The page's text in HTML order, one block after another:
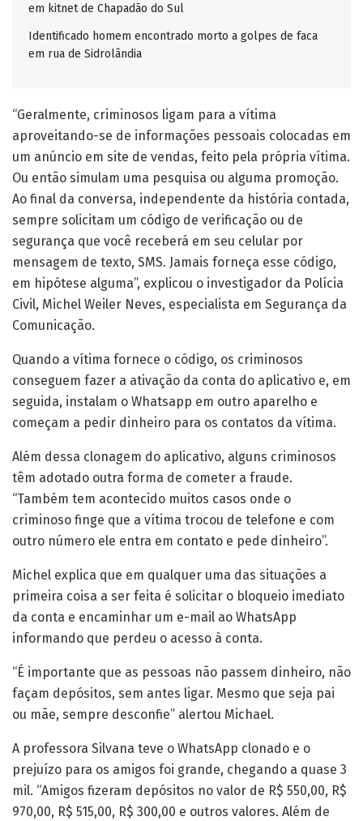
em kitnet de Chapadão do Sul
Identificado homem encontrado morto a golpes de faca
em rua de Sidrolândia
“Geralmente, criminosos ligam para a vítima
aproveitando-se de informações pessoais colocadas em
um anúncio em site de vendas, feito pela própria vítima.
Ou então simulam uma pesquisa ou alguma promoção.
Ao final da conversa, independente da história contada,
sempre solicitam um código de verificação ou de
segurança que você receberá em seu celular por
mensagem de texto, SMS. Jamais forneça esse código,
em hipótese alguma”, explicou o investigador da Polícia
Civil, Michel Weiler Neves, especialista em Segurança da
Comunicação.
Quando a vítima fornece o código, os criminosos
conseguem fazer a ativação da conta do aplicativo e, em
seguida, instalam o Whatsapp em outro aparelho e
começam a pedir dinheiro para os contatos da vítima.
Além dessa clonagem do aplicativo, alguns criminosos
têm adotado outra forma de cometer a fraude.
“Também tem acontecido muitos casos onde o
criminoso finge que a vítima trocou de telefone e com
outro número ele entra em contato e pede dinheiro”.
Michel explica que em qualquer uma das situações a
primeira coisa a ser feita é solicitar o bloqueio imediato
da conta e encaminhar um e-mail ao WhatsApp
informando que perdeu o acesso à conta.
“É importante que as pessoas não passem dinheiro, não
façam depósitos, sem antes ligar. Mesmo que seja pai
ou mãe, sempre desconfie” alertou Michael.
A professora Silvana teve o WhatsApp clonado e o
prejuízo para os amigos foi grande, chegando a quase 3
mil. “Amigos fizeram depósitos no valor de R$ 550,00, R$
970,00, R$ 515,00, R$ 300,00 e outros valores. Além de